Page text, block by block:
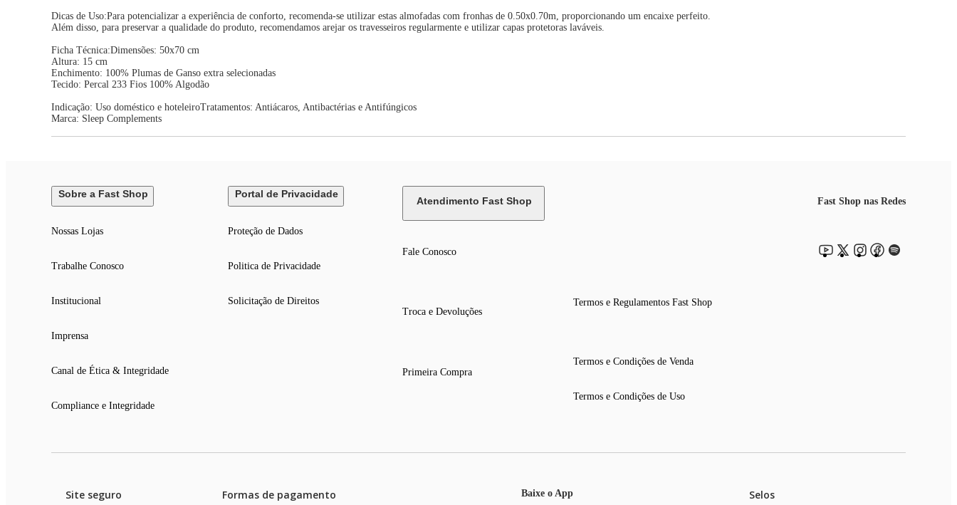
Dicas de Uso:Para potencializar a experiência de conforto, recomenda-se utilizar estas almofadas com fronhas de 0.50x0.70m, proporcionando um encaixe perfeito.
Além disso, para preservar a qualidade do produto, recomendamos arejar os travesseiros regularmente e utilizar capas protetoras laváveis.
Ficha Técnica:Dimensões: 50x70 cm
Altura: 15 cm
Enchimento: 100% Plumas de Ganso extra selecionadas
Tecido: Percal 233 Fios 100% Algodão
Indicação: Uso doméstico e hoteleiroTratamentos: Antiácaros, Antibactérias e Antifúngicos
Marca: Sleep Complements
Sobre a Fast Shop
Nossas Lojas
Trabalhe Conosco
Institucional
Imprensa
Canal de Ética & Integridade
Compliance e Integridade
Portal de Privacidade
Proteção de Dados
Politica de Privacidade
Solicitação de Direitos
Atendimento Fast Shop
Fale Conosco
Troca e Devoluções
Primeira Compra
Termos e Regulamentos Fast Shop
Termos e Condições de Venda
Termos e Condições de Uso
Fast Shop nas Redes
Site seguro Formas de pagamento Baixe o App Selos